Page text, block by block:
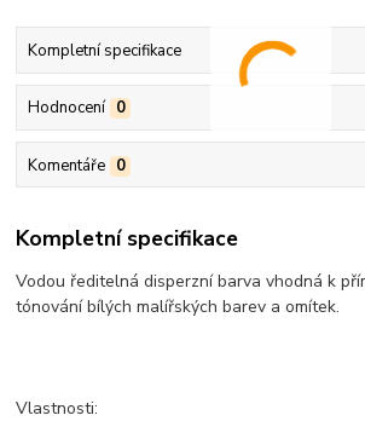
Kompletní specifikace
Hodnocení 0
Komentáře 0
Kompletní specifikace
Vodou ředitelná disperzní barva vhodná k
tónování bílých malířských barev a omítek.
Vlastnosti: